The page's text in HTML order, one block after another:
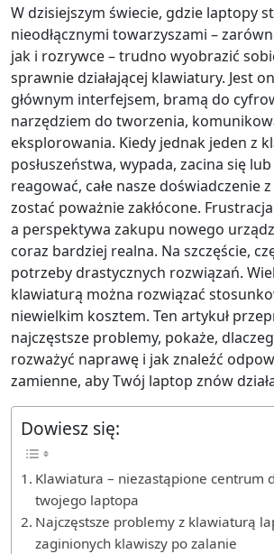
W dzisiejszym świecie, gdzie laptopy
nieodłącznymi towarzyszami –
jak i rozrywce – trudno wyobrazić
sprawnie działającej klawiatury. Jest
głównym interfejsem, bramą do
narzędziem do tworzenia,
eksplorowania. Kiedy jednak jeden z
posłuszeństwa, wypada, zacina się
reagować, całe nasze doświadczenie
zostać poważnie zakłócone.
a perspektywa zakupu nowego
coraz bardziej realna. Na szczęście,
potrzeby drastycznych rozwiązań.
klawiaturą można rozwiązać
niewielkim kosztem. Ten artykuł
najczęstsze problemy, pokaże,
rozważyć naprawę i jak znaleźć
zamienne, aby Twój laptop znów
Dowiesz się:
Klawiatura – niezastąpione centrum
twojego laptopa
Najczęstsze problemy z klawiaturą
zaginionych klawiszy po zalanie